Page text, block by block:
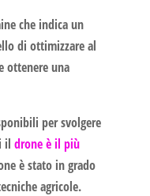
che indica un
di ottimizzare al
ottenere una
per svolgere
il drone è il più
è stato in grado
agricole.